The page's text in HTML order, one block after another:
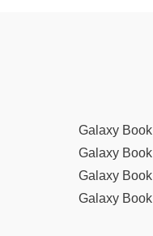
Galaxy
Galaxy
Galaxy
Galaxy